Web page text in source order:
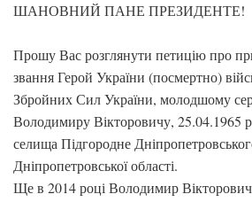
ШАНОВНИЙ ПАНЕ ПРЕЗИДЕНТЕ!
Прошу Вас розглянути петицію про
звання Герой України (посмертно)
Збройних Сил України, молодшому
Володимиру Вікторовичу, 25.04.1965
селища Підгородне
Дніпропетровської області.
Ще в 2014 році Володимир